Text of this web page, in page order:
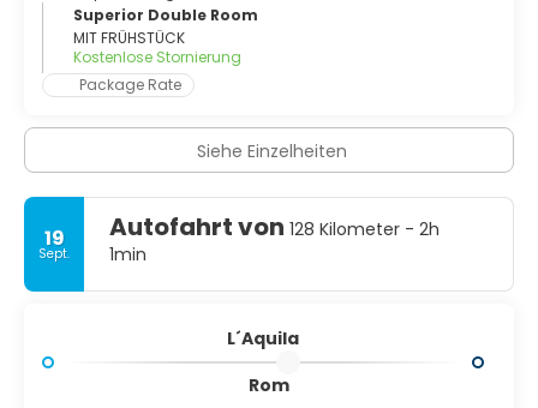
Superior Double Room
MIT FRÜHSTÜCK
Kostenlose Stornierung
Package Rate
Siehe Einzelheiten
19
Sept.
Autofahrt von 128 Kilometer - 2h
1min
L´Aquila
Rom